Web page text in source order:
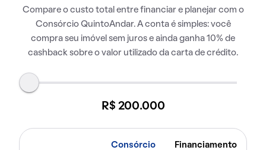
Compare o custo total entre financiar e planejar com o
Consórcio QuintoAndar. A conta é simples: você
compra seu imóvel sem juros e ainda ganha 10% de
cashback sobre o valor utilizado da carta de crédito.
R$ 200.000
Consórcio
Financiamento